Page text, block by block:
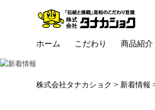
ホーム こだわり 商品紹介
株式会社タナカショク > 新着情報